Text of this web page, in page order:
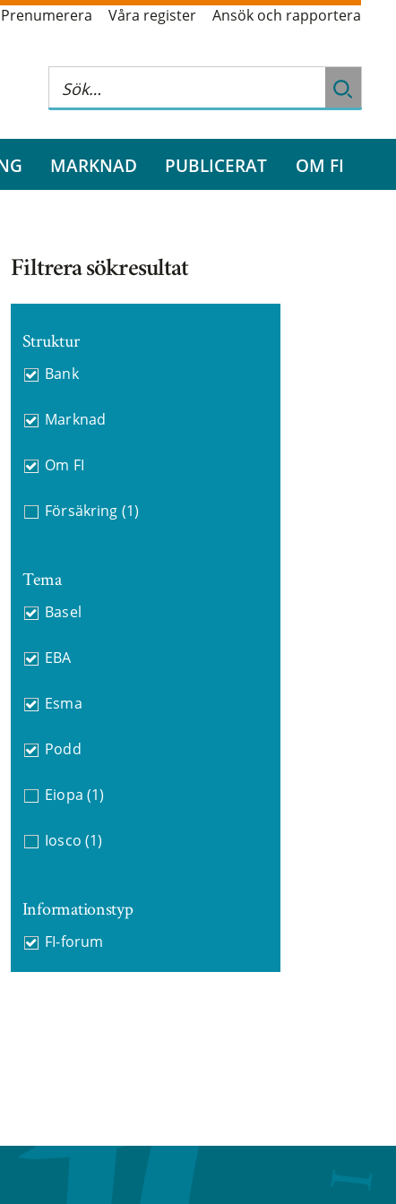
Prenumerera Våra register Ansök och rapportera
MARKNAD PUBLICERAT OM FI
Filtrera sökresultat
Struktur
Bank
Marknad
Om FI
Försäkring (1)
Tema
Basel
EBA
Esma
Podd
Eiopa (1)
Iosco (1)
Informationstyp
FI-forum